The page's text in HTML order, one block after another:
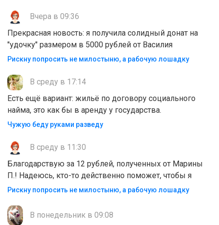
Вчера в 09:36
Прекрасная новость: я получила солидный донат на
"удочку" размером в 5000 рублей от Василия
Рискну попросить не милостыню, а рабочую лошадку
В среду в 17:14
Есть ещё вариант: жильё по договору социального
найма, это как бы в аренду у государства.
Чужую беду руками разведу
В среду в 11:30
Благодарствую за 12 рублей, полученных от Марины
П.! Надеюсь, кто-то действенно поможет, чтобы я
Рискну попросить не милостыню, а рабочую лошадку
В понедельник в 09:08